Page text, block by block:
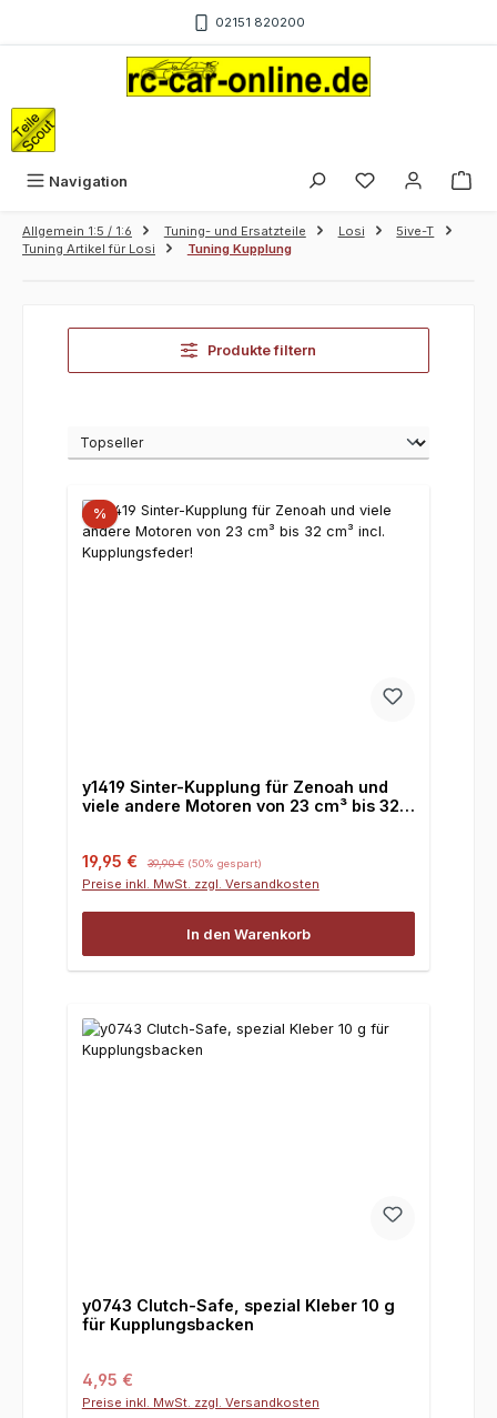
02151 820200
Navigation
Allgemein 1:5 / 1:6 Tuning- und Ersatzteile Losi
5ive-T
Tuning Artikel für Losi
Tuning Kupplung
Produkte filtern
%
y1419 Sinter-Kupplung für Zenoah und
viele andere Motoren von 23 cm³ bis 32
Verkaufspreis:
19,95 € Regulärer Preis:
39,90 € (50% gespart)
Preise inkl. MwSt. zzgl. Versandkosten
In den Warenkorb
y0743 Clutch-Safe, spezial Kleber 10 g
für Kupplungsbacken
Regulärer Preis:
4,95 €
Preise inkl. MwSt. zzgl. Versandkosten